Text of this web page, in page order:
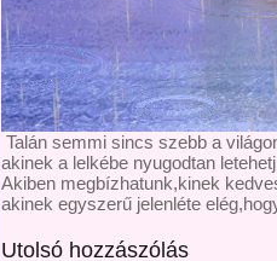
Talán semmi sincs szebb a
akinek a lelkébe nyugodtan
Akiben megbízhatunk,kinek
akinek egyszerű jelenléte
Utolsó hozzászólás